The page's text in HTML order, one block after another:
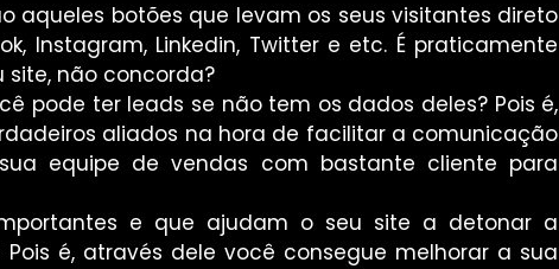
aqueles botões que levam os seus visitantes direto
Instagram, Linkedin, Twitter e etc. É praticamente
site, não concorda?
pode ter leads se não tem os dados deles? Pois é,
aliados na hora de facilitar a comunicação
equipe de vendas com bastante cliente para
e que ajudam o seu site a detonar a
é, através dele você consegue melhorar a sua